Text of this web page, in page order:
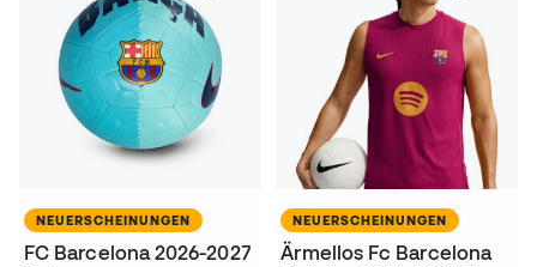
NEUERSCHEINUNGEN
FC Barcelona 2026-2027
NEUERSCHEINUNGEN
Ärmellos Fc Barcelona